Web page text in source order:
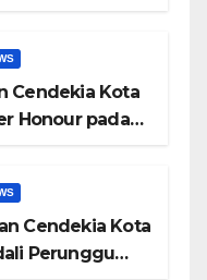
Cendekia Kota
Honour pada
Cendekia Kota
Perunggu